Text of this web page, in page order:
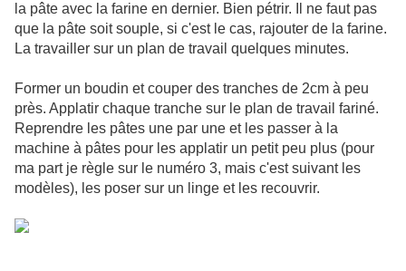
la pâte avec la farine en dernier. Bien pétrir. Il ne faut pas
que la pâte soit souple, si c'est le cas, rajouter de la farine.
La travailler sur un plan de travail quelques minutes.
Former un boudin et couper des tranches de 2cm à peu
près. Applatir chaque tranche sur le plan de travail fariné.
Reprendre les pâtes une par une et les passer à la
machine à pâtes pour les applatir un petit peu plus (pour
ma part je règle sur le numéro 3, mais c'est suivant les
modèles), les poser sur un linge et les recouvrir.